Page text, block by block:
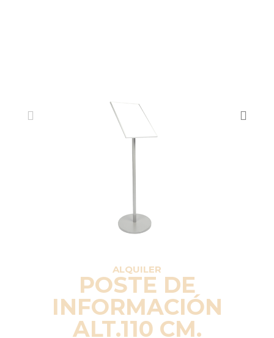
ALQUILER
POSTE DE
INFORMACIÓN
ALT.110 CM.